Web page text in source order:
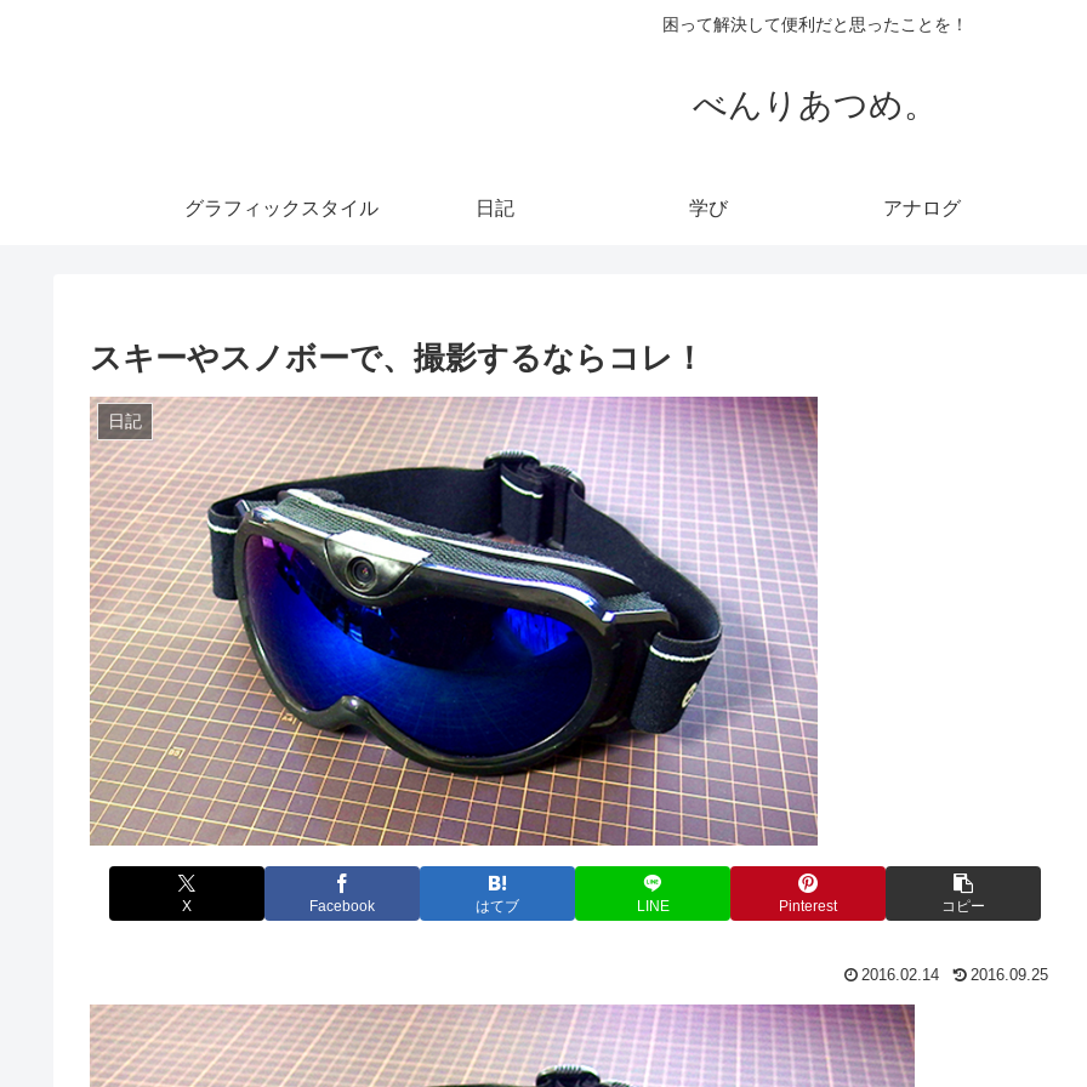
困って解決して便利だと思ったことを！
べんりあつめ。
グラフィックスタイル 日記 学び アナログ
スキーやスノボーで、撮影するならコレ！
日記
X Facebook はてブ LINE Pinterest コピー
2016.02.14 2016.09.25